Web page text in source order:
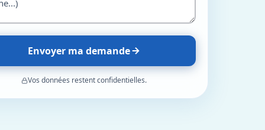
Envoyer ma demande
Vos données restent confidentielles.